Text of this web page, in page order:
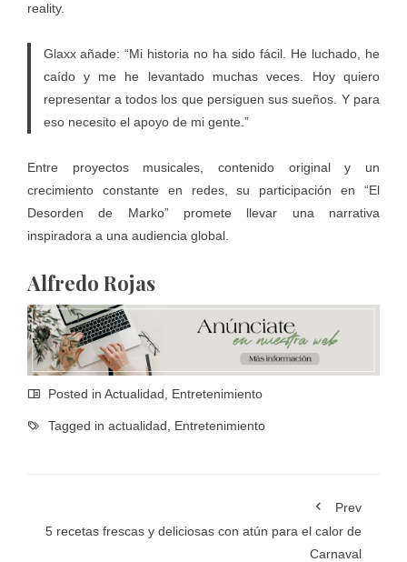
reality.
Glaxx añade: “Mi historia no ha sido fácil. He luchado, he
caído y me he levantado muchas veces. Hoy quiero
representar a todos los que persiguen sus sueños. Y para
eso necesito el apoyo de mi gente.”
Entre proyectos musicales, contenido original y un
crecimiento constante en redes, su participación en “El
Desorden de Marko” promete llevar una narrativa
inspiradora a una audiencia global.
Alfredo Rojas
Posted in Actualidad Entretenimiento
Tagged in actualidad Entretenimiento
Prev
5 recetas frescas y deliciosas con atún para el calor de
Carnaval